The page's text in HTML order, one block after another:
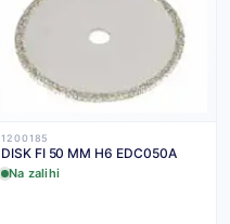
1200185
DISK FI 50 MM H6 EDC050A
Na zalihi